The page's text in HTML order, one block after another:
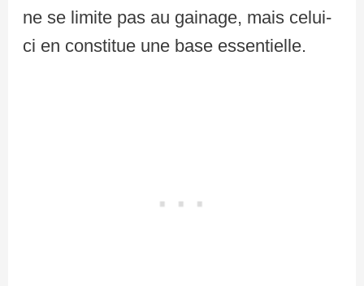
ne se limite pas au gainage, mais celui-
ci en constitue une base essentielle.